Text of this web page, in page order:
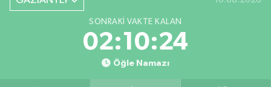
SONRAKI VAKTE KALAN
02:10:23
Öğle Namazı